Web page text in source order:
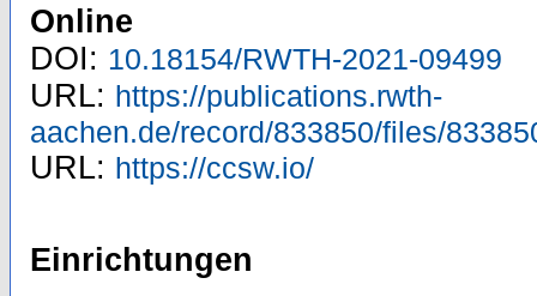
Online
DOI: 10.18154/RWTH-2021-09499
URL: https://publications.rwth-
aachen.de/record/833850/files/
URL: https://ccsw.io/
Einrichtungen